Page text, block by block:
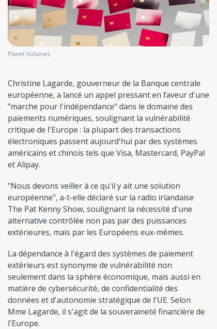
Planet Volumes
Christine Lagarde, gouverneur de la Banque centrale
européenne, a lancé un appel pressant en faveur d'une
"marche pour l'indépendance" dans le domaine des
paiements numériques, soulignant la vulnérabilité
critique de l'Europe : la plupart des transactions
électroniques passent aujourd'hui par des systèmes
américains et chinois tels que Visa, Mastercard, PayPal
et Alipay.
"Nous devons veiller à ce qu'il y ait une solution
européenne", a-t-elle déclaré sur la radio irlandaise
The Pat Kenny Show, soulignant la nécessité d'une
alternative contrôlée non pas par des puissances
extérieures, mais par les Européens eux-mêmes.
La dépendance à l'égard des systèmes de paiement
extérieurs est synonyme de vulnérabilité non
seulement dans la sphère économique, mais aussi en
matière de cybersécurité, de confidentialité des
données et d'autonomie stratégique de l'UE. Selon
Mme Lagarde, il s'agit de la souveraineté financière de
l'Europe.